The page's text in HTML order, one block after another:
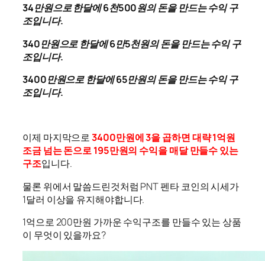
34만원으로 한달에 6천500원의 돈을 만드는 수익 구
조입니다.
340만원으로 한달에 6만5천원의 돈을 만드는 수익 구
조입니다.
3400만원으로 한달에 65만원의 돈을 만드는 수익 구
조입니다.
이제 마지막으로3400만원에 3을 곱하면 대략 1억원
조금 넘는 돈으로 195만원의 수익을 매달 만들수 있는
구조입니다.
물론 위에서 말씀드린것처럼 PNT 펜타 코인의 시세가
1달러 이상을 유지해야합니다.
1억으로 200만원 가까운 수익구조를 만들수 있는 상품
이 무엇이 있을까요?